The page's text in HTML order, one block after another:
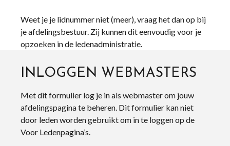
Weet je je lidnummer niet (meer), vraag het dan op bij
je afdelingsbestuur. Zij kunnen dit eenvoudig voor je
opzoeken in de ledenadministratie.
INLOGGEN WEBMASTERS
Met dit formulier log je in als webmaster om jouw
afdelingspagina te beheren. Dit formulier kan niet
door leden worden gebruikt om in te loggen op de
Voor Ledenpagina’s.